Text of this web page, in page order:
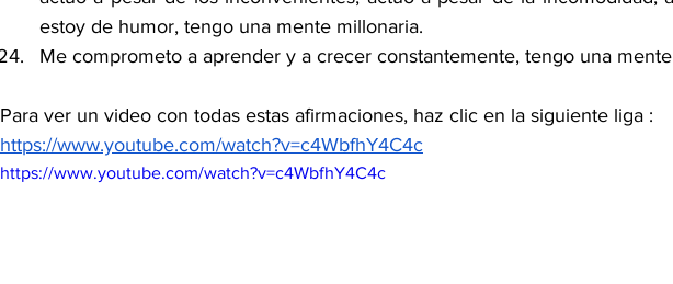
estoy de humor, tengo una mente millonaria.
Me comprometo a aprender y a crecer constantemente, tengo una
Para ver un video con todas estas afirmaciones, haz clic en la siguiente liga :
https://www.youtube.com/watch?v=c4WbfhY4C4c
https://www.youtube.com/watch?v=c4WbfhY4C4c